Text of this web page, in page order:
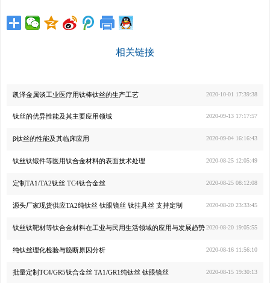
相关链接
2020-10-01 17:39:38
凯泽金属谈工业医疗用钛棒钛丝的生产工艺
2020-09-13 17:17:57
钛丝的优异性能及其主要应用领域
2020-09-04 16:16:43
β钛丝的性能及其临床应用
2020-08-25 12:05:49
钛丝钛锻件等医用钛合金材料的表面技术处理
2020-08-25 08:12:08
定制TA1/TA2钛丝 TC4钛合金丝
2020-08-20 23:33:45
源头厂家现货供应TA2纯钛丝 钛眼镜丝 钛挂具丝 支持定制
2020-08-20 19:05:55
钛丝钛靶材等钛合金材料在工业与民用生活领域的应用与发展趋势
2020-08-16 11:56:10
纯钛丝理化检验与脆断原因分析
2020-08-15 19:30:13
批量定制TC4/GR5钛合金丝 TA1/GR1纯钛丝 钛眼镜丝